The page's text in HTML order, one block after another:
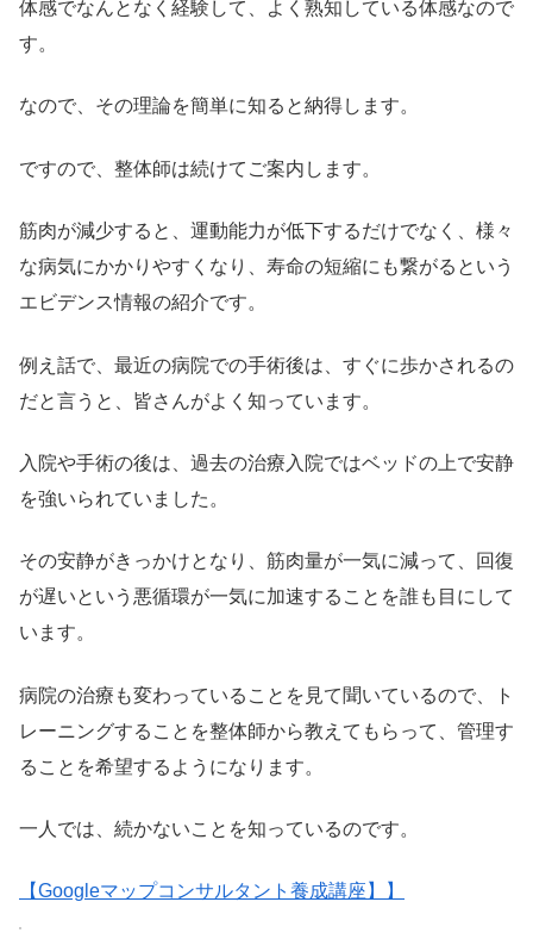
体感でなんとなく経験して、よく熟知している体感なので
す。
なので、その理論を簡単に知ると納得します。
ですので、整体師は続けてご案内します。
筋肉が減少すると、運動能力が低下するだけでなく、様々
な病気にかかりやすくなり、寿命の短縮にも繋がるという
エビデンス情報の紹介です。
例え話で、最近の病院での手術後は、すぐに歩かされるの
だと言うと、皆さんがよく知っています。
入院や手術の後は、過去の治療入院ではベッドの上で安静
を強いられていました。
その安静がきっかけとなり、筋肉量が一気に減って、回復
が遅いという悪循環が一気に加速することを誰も目にして
います。
病院の治療も変わっていることを見て聞いているので、ト
レーニングすることを整体師から教えてもらって、管理す
ることを希望するようになります。
一人では、続かないことを知っているのです。
【Googleマップコンサルタント養成講座】】